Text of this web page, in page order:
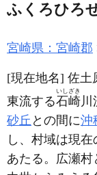
ふくろひろ
宮崎県：宮崎郡
[現在地名] 佐土
東流する石崎
いしざき
砂丘 との間に沖
し、村域は現
あたる。広瀬村